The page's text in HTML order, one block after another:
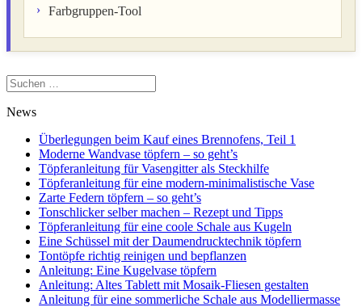
Farbgruppen-Tool
Suchen
nach:
News
Überlegungen beim Kauf eines Brennofens, Teil 1
Moderne Wandvase töpfern – so geht’s
Töpferanleitung für Vasengitter als Steckhilfe
Töpferanleitung für eine modern-minimalistische Vase
Zarte Federn töpfern – so geht’s
Tonschlicker selber machen – Rezept und Tipps
Töpferanleitung für eine coole Schale aus Kugeln
Eine Schüssel mit der Daumendrucktechnik töpfern
Tontöpfe richtig reinigen und bepflanzen
Anleitung: Eine Kugelvase töpfern
Anleitung: Altes Tablett mit Mosaik-Fliesen gestalten
Anleitung für eine sommerliche Schale aus Modelliermasse